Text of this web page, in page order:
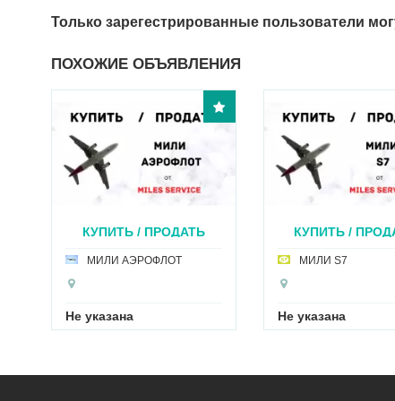
Только зарегестрированные пользователи
ПОХОЖИЕ ОБЪЯВЛЕНИЯ
КУПИТЬ / ПРОДАТЬ
МИЛИ АЭРОФЛОТ
Не указана
КУПИТЬ /
МИЛИ S7
Не указана